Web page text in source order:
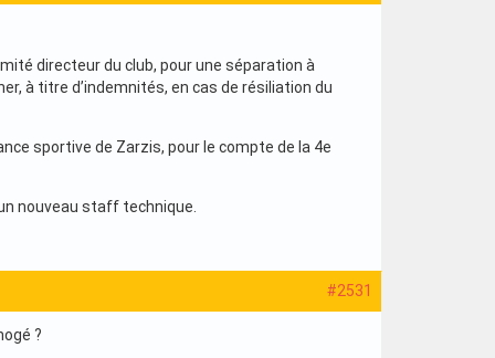
directeur du club, pour une séparation à
à titre d’indemnités, en cas de résiliation du
sportive de Zarzis, pour le compte de la 4e
nouveau staff technique.
#2531
?